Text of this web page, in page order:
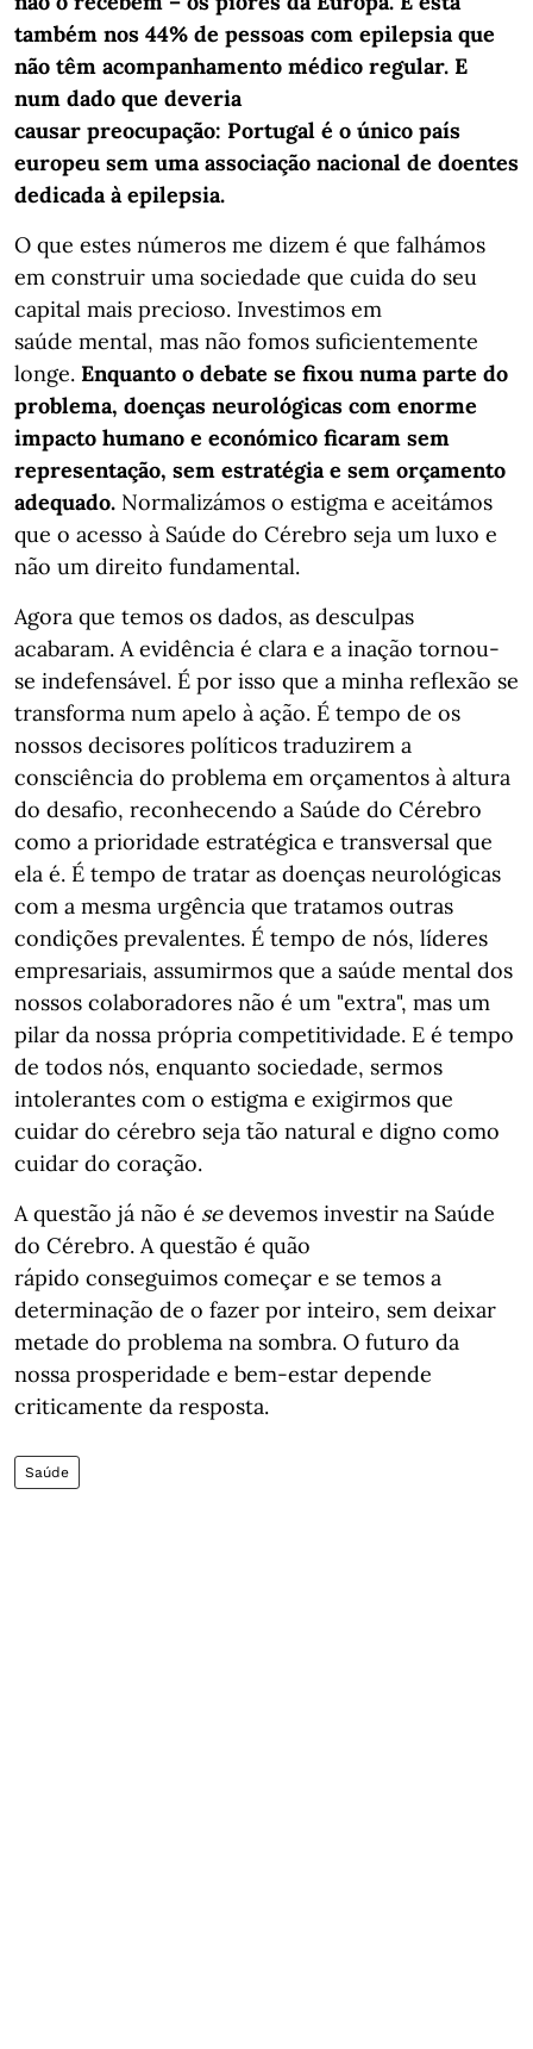
também nos 44% de pessoas com epilepsia que
não têm acompanhamento médico regular. E
num dado que deveria
causar preocupação: Portugal é o único país
europeu sem uma associação nacional de doentes
dedicada à epilepsia.
O que estes números me dizem é que falhámos
em construir uma sociedade que cuida do seu
capital mais precioso. Investimos em
saúde mental, mas não fomos suficientemente
longe. Enquanto o debate se fixou numa parte do
problema, doenças neurológicas com enorme
impacto humano e económico ficaram sem
representação, sem estratégia e sem orçamento
adequado. Normalizámos o estigma e aceitámos
que o acesso à Saúde do Cérebro seja um luxo e
não um direito fundamental.
Agora que temos os dados, as desculpas
acabaram. A evidência é clara e a inação tornou-
se indefensável. É por isso que a minha reflexão se
transforma num apelo à ação. É tempo de os
nossos decisores políticos traduzirem a
consciência do problema em orçamentos à altura
do desafio, reconhecendo a Saúde do Cérebro
como a prioridade estratégica e transversal que
ela é. É tempo de tratar as doenças neurológicas
com a mesma urgência que tratamos outras
condições prevalentes. É tempo de nós, líderes
empresariais, assumirmos que a saúde mental dos
nossos colaboradores não é um "extra", mas um
pilar da nossa própria competitividade. E é tempo
de todos nós, enquanto sociedade, sermos
intolerantes com o estigma e exigirmos que
cuidar do cérebro seja tão natural e digno como
cuidar do coração.
A questão já não é sedevemos investir na Saúde
do Cérebro. A questão é quão
rápido conseguimos começar e se temos a
determinação de o fazer por inteiro, sem deixar
metade do problema na sombra. O futuro da
nossa prosperidade e bem-estar depende
criticamente da resposta.
Saúde